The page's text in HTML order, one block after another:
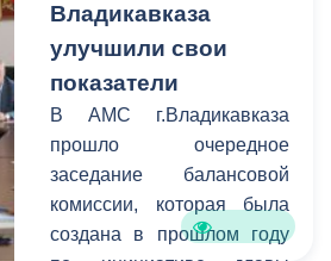
отнестись к ситуации и
заранее искать пути
объезда.
Владикавказа
улучшили свои
показатели
В АМС г.Владикавказа
прошло очередное
заседание балансовой
комиссии, которая была
создана в прошлом году